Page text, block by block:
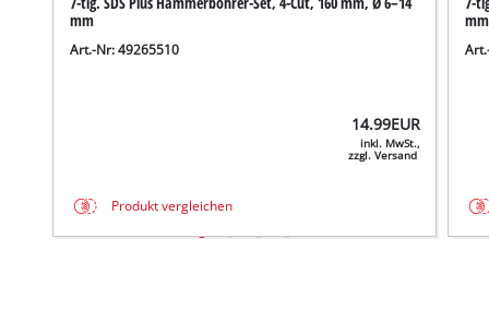
mm
Art.-Nr: 49265510
14.99EUR
inkl. MwSt.,
zzgl. Versand
Produkt vergleichen
mm